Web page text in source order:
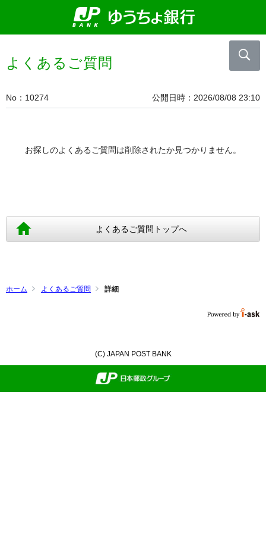
よくあるご質問
No 10274 公開日時 2026/08/08 23:10
お探しのよくあるご質問は削除されたか見つかりません。
よくあるご質問トップへ
ホーム よくあるご質問 詳細
(C) JAPAN POST BANK